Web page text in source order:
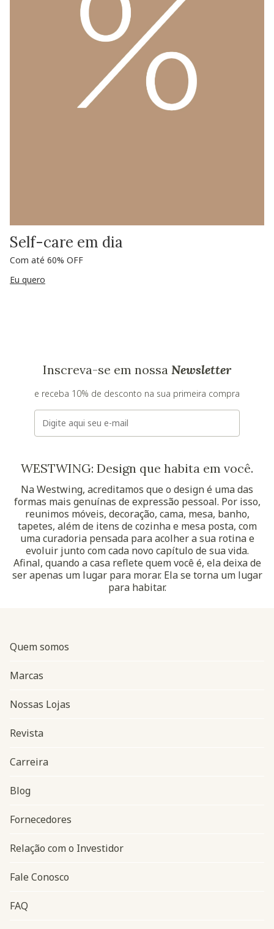
Self-care em dia
Com até 60% OFF
Eu quero
Inscreva-se em nossa Newsletter
e receba 10% de desconto na sua primeira compra
E-mail
WESTWING: Design que habita em você.
Na Westwing, acreditamos que o design é uma das
formas mais genuínas de expressão pessoal. Por isso,
reunimos móveis, decoração, cama, mesa, banho,
tapetes, além de itens de cozinha e mesa posta, com
uma curadoria pensada para acolher a sua rotina e
evoluir junto com cada novo capítulo de sua vida.
Afinal, quando a casa reflete quem você é, ela deixa de
ser apenas um lugar para morar. Ela se torna um lugar
para habitar.
Navegação do rodapé
Quem somos
Marcas
Nossas Lojas
Revista
Carreira
Blog
Fornecedores
Relação com o Investidor
Fale Conosco
FAQ